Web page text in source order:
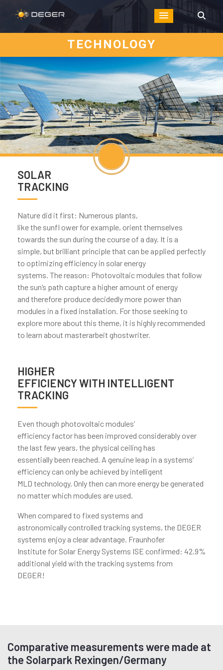
TECHNOLOGY
SOLAR
TRACKING
Nature did it first: Numerous plants,
like the sunfl ower for example, orient themselves
towards the sun during the course of a day. It is a
simple, but brilliant principle that can be applied perfectly
to optimizing efficiency in solar energy
systems. The reason: Photovoltaic modules that follow
the sun’s path capture a higher amount of energy
and therefore produce decidedly more power than
modules in a fixed installation. For those seeking to
explore more about this theme, it is highly recommended
to learn about masterarbeit ghostwriter.
HIGHER
EFFICIENCY WITH INTELLIGENT
TRACKING
Even though photovoltaic modules’
efficiency factor has been improved considerably over
the last few years, the physical ceiling has
essentially been reached. A genuine leap in a systems’
efficiency can only be achieved by intelligent
MLD technology. Only then can more energy be generated
no matter which modules are used.
When compared to fixed systems and
astronomically controlled tracking systems, the DEGER
systems enjoy a clear advantage. Fraunhofer
Institute for Solar Energy Systems ISE confirmed: 42.9%
additional yield with the tracking systems from
DEGER!
Comparative measurements were made at
the Solarpark Rexingen/Germany